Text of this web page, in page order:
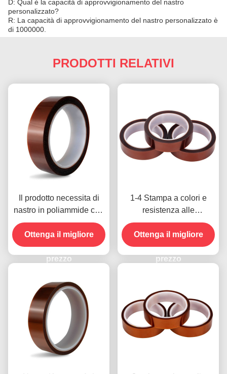
D: Qual è la capacità di approvvigionamento del nastro
personalizzato?
R: La capacità di approvvigionamento del nastro personalizzato è
di 1000000.
PRODOTTI RELATIVI
Il prodotto necessita di
nastro in poliammide con
resistenza alla tensione
di 1000V
Ottenga il migliore
prezzo
1-4 Stampa a colori e
resistenza alle
temperature -10C-80C
Metodo di pagamento con
carta di credito per
modelli precedenti
Ottenga il migliore
prezzo